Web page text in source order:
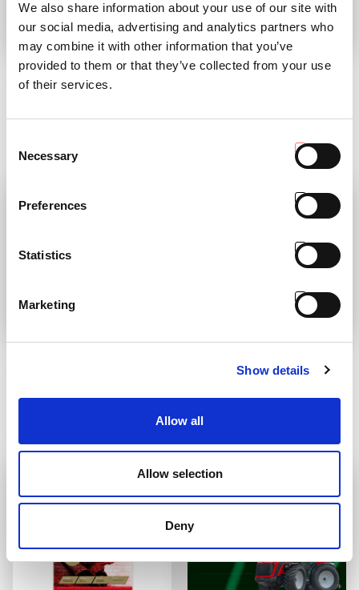
We also share information about your use of our site with
our social media, advertising and analytics partners who
may combine it with other information that you’ve
provided to them or that they’ve collected from your use
of their services.
Selection
Necessary
Preferences
Statistics
Marketing
Show details
Allow all
Allow selection
Deny
MACH4 IM LAND DER
AUFGEHENDEN
SONNE
KAUM ZU GLAUBEN: MACH4 FÜR
TP MAGAZINE 02
2023
People
LESEN
„Kunst“ der
Philosophie und „Kunst“ der
LESEN
TP MAGAZINE 01